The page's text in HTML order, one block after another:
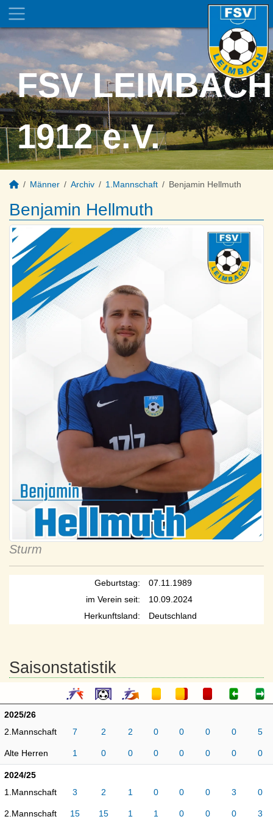
FSV LEIMBACH
1912 e.V.
Männer Archiv 1.Mannschaft Benjamin Hellmuth
Benjamin Hellmuth
Sturm
Geburtstag:
07.11.1989
im Verein seit:
10.09.2024
Herkunftsland:
Deutschland
Saisonstatistik
2025/26
2.Mannschaft
7 2 2 0 0 0 0 5
Alte Herren 1 0 0 0 0 0 0 0
2024/25
1.Mannschaft
3 2 1 0 0 0 3 0
2.Mannschaft 15 15 1 1 0 0 0 3